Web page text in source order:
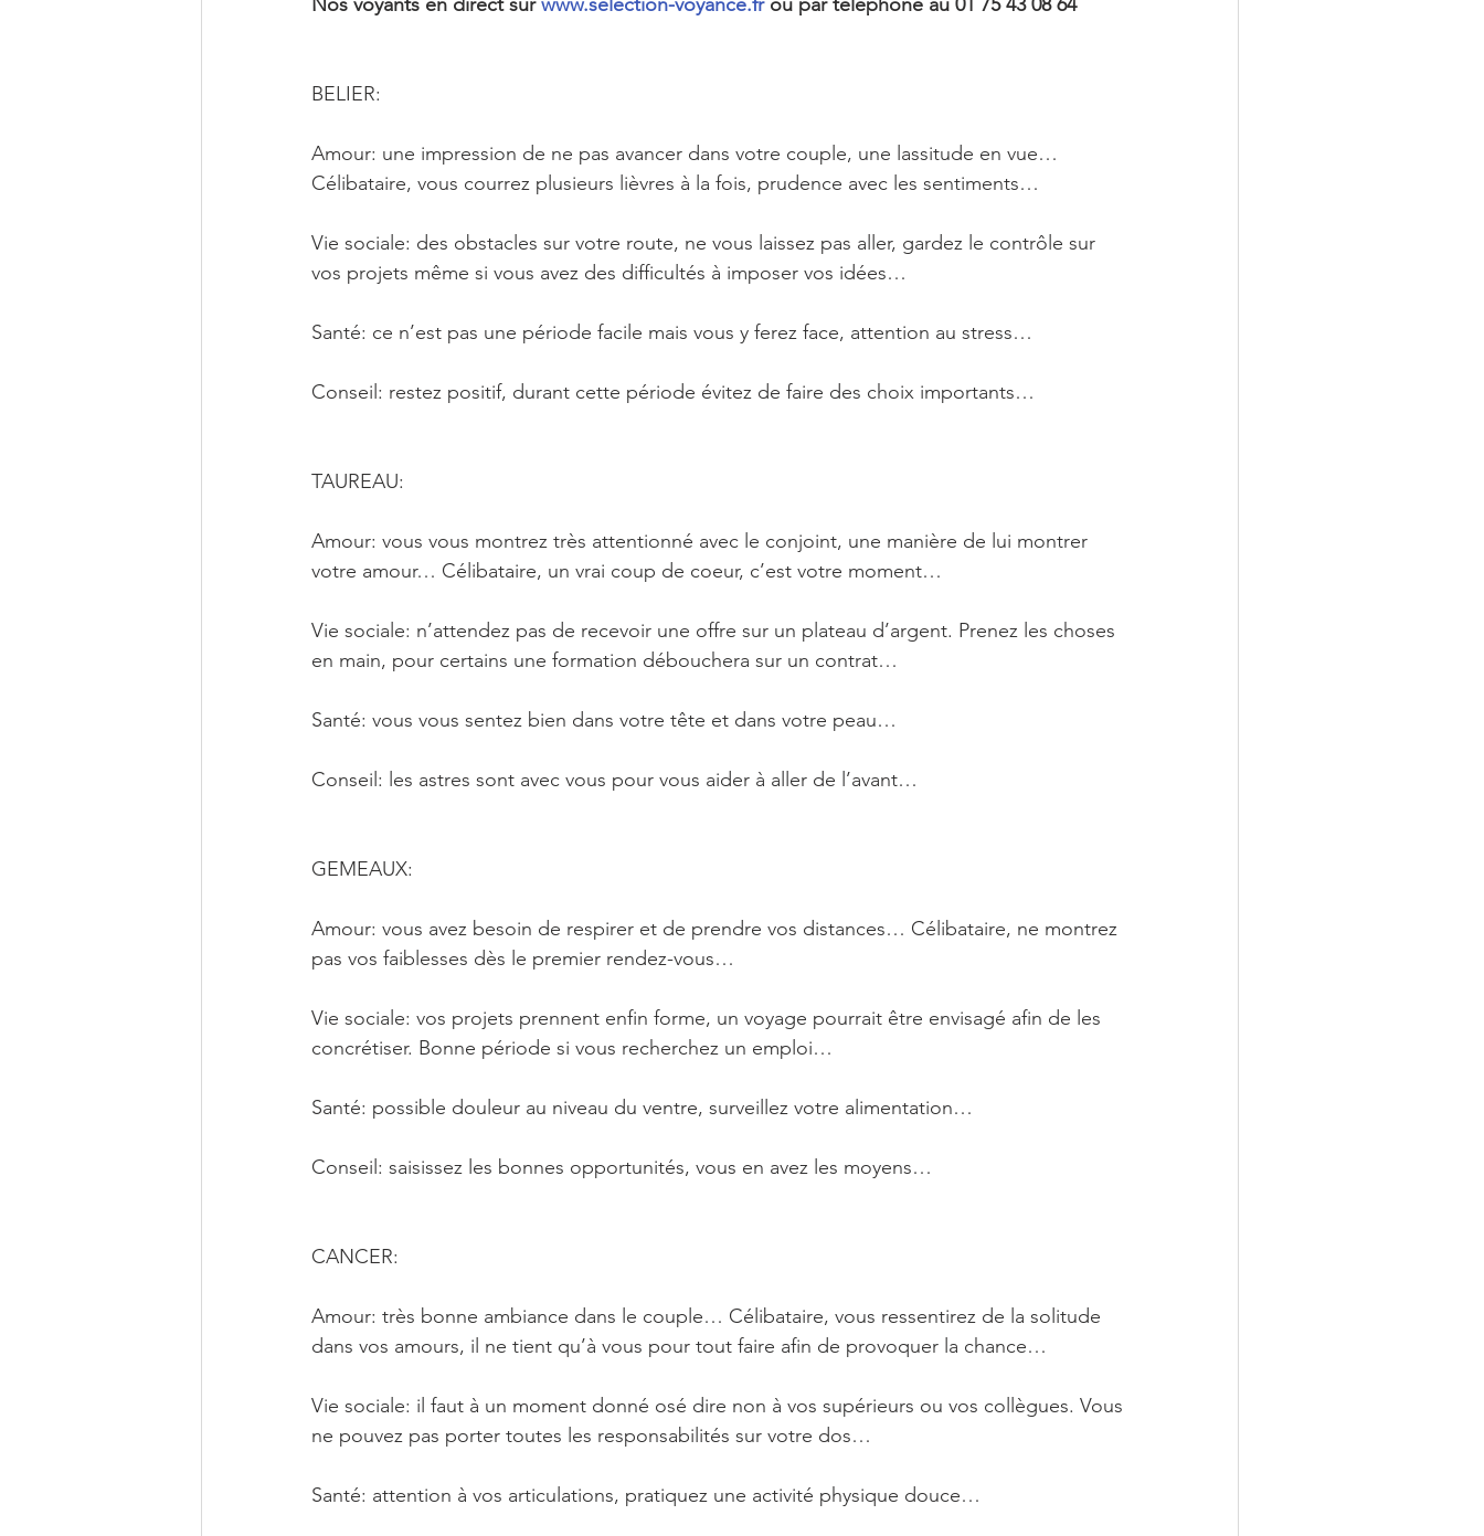
BELIER:
Amour: une impression de ne pas avancer dans votre couple, une lassitude en vue…
Célibataire, vous courrez plusieurs lièvres à la fois, prudence avec les sentiments…
Vie sociale: des obstacles sur votre route, ne vous laissez pas aller, gardez le contrôle sur
vos projets même si vous avez des difficultés à imposer vos idées…
Santé: ce n’est pas une période facile mais vous y ferez face, attention au stress…
Conseil: restez positif, durant cette période évitez de faire des choix importants…
TAUREAU:
Amour: vous vous montrez très attentionné avec le conjoint, une manière de lui montrer
votre amour… Célibataire, un vrai coup de coeur, c’est votre moment…
Vie sociale: n’attendez pas de recevoir une offre sur un plateau d’argent. Prenez les choses
en main, pour certains une formation débouchera sur un contrat…
Santé: vous vous sentez bien dans votre tête et dans votre peau…
Conseil: les astres sont avec vous pour vous aider à aller de l’avant…
GEMEAUX:
Amour: vous avez besoin de respirer et de prendre vos distances… Célibataire, ne montrez
pas vos faiblesses dès le premier rendez-vous…
Vie sociale: vos projets prennent enfin forme, un voyage pourrait être envisagé afin de les
concrétiser. Bonne période si vous recherchez un emploi…
Santé: possible douleur au niveau du ventre, surveillez votre alimentation…
Conseil: saisissez les bonnes opportunités, vous en avez les moyens…
CANCER:
Amour: très bonne ambiance dans le couple… Célibataire, vous ressentirez de la solitude
dans vos amours, il ne tient qu’à vous pour tout faire afin de provoquer la chance…
Vie sociale: il faut à un moment donné osé dire non à vos supérieurs ou vos collègues. Vous
ne pouvez pas porter toutes les responsabilités sur votre dos…
Santé: attention à vos articulations, pratiquez une activité physique douce…